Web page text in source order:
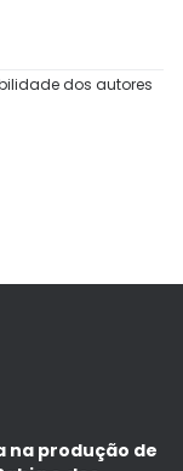
dos autores
na produção de